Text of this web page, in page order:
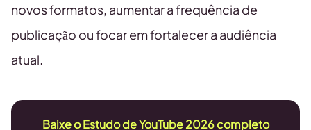
novos formatos, aumentar a frequência de
publicação ou focar em fortalecer a audiência
atual.
Baixe o Estudo de YouTube 2026 completo